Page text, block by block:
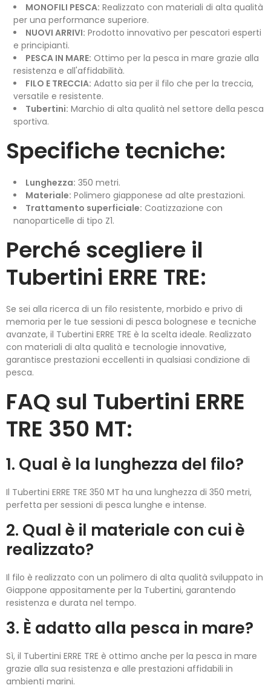
MONOFILI PESCA: Realizzato con materiali di alta qualità
per una performance superiore.
NUOVI ARRIVI: Prodotto innovativo per pescatori esperti
e principianti.
PESCA IN MARE: Ottimo per la pesca in mare grazie alla
resistenza e all'affidabilità.
FILO E TRECCIA: Adatto sia per il filo che per la treccia,
versatile e resistente.
Tubertini: Marchio di alta qualità nel settore della pesca
sportiva.
Specifiche tecniche:
Lunghezza: 350 metri.
Materiale: Polimero giapponese ad alte prestazioni.
Trattamento superficiale: Coatizzazione con
nanoparticelle di tipo Z1.
Perché scegliere il
Tubertini ERRE TRE:
Se sei alla ricerca di un filo resistente, morbido e privo di
memoria per le tue sessioni di pesca bolognese e tecniche
avanzate, il Tubertini ERRE TRE è la scelta ideale. Realizzato
con materiali di alta qualità e tecnologie innovative,
garantisce prestazioni eccellenti in qualsiasi condizione di
pesca.
FAQ sul Tubertini ERRE
TRE 350 MT:
1. Qual è la lunghezza del filo?
Il Tubertini ERRE TRE 350 MT ha una lunghezza di 350 metri,
perfetta per sessioni di pesca lunghe e intense.
2. Qual è il materiale con cui è
realizzato?
Il filo è realizzato con un polimero di alta qualità sviluppato in
Giappone appositamente per la Tubertini, garantendo
resistenza e durata nel tempo.
3. È adatto alla pesca in mare?
Sì, il Tubertini ERRE TRE è ottimo anche per la pesca in mare
grazie alla sua resistenza e alle prestazioni affidabili in
ambienti marini.